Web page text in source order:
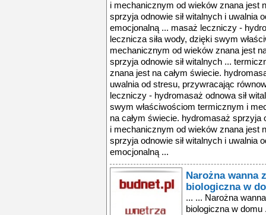
i mechanicznym od wieków znana jest
sprzyja odnowie sił witalnych i uwalnia
emocjonalną ... masaż leczniczy -
lecznicza siła wody, dzięki swym
mechanicznym od wieków znana jest
sprzyja odnowie sił witalnych ...
znana jest na całym świecie.
uwalnia od stresu, przywracając
leczniczy - hydromasaż odnowa sił
swym właściwościom termicznym i
na całym świecie. hydromasaż sprzyja
i mechanicznym od wieków znana jest
sprzyja odnowie sił witalnych i uwalnia
emocjonalną ...
Narożna wanna
biologiczna w
... ... Narożna
biologiczna w